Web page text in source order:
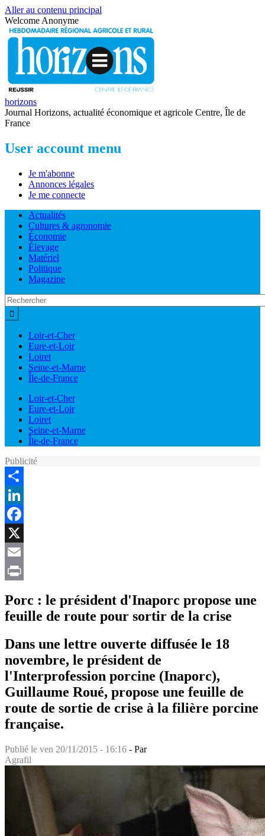
Aller au contenu principal
Welcome Anonyme
horizons
Journal Horizons, actualité économique et agricole Centre, Île de
France
User account menu
Je m'abonne
Annonces légales
Je me connecte
Actualités
Cultures & agronomie
Économie
Élevage
Matériel
Politique
Magazine
Loir-et-Cher
Eure-et-Loir
Loiret
Seine-et-Marne
Île-de-France
Loir-et-Cher
Eure-et-Loir
Loiret
Seine-et-Marne
Île-de-France
Publicité
Share
LinkedIn
Facebook
X
Email
Porc : le président d'Inaporc propose une
feuille de route pour sortir de la crise
Dans une lettre ouverte diffusée le 18
novembre, le président de
l'Interprofession porcine (Inaporc),
Guillaume Roué, propose une feuille de
route de sortie de crise à la filière porcine
française.
Publié le ven 20/11/2015 - 16:16 - Par
Agrafil